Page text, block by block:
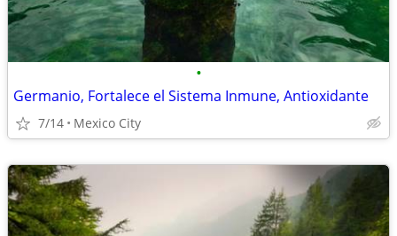
•
Germanio, Fortalece el Sistema Inmune, Antioxidante
7/14 Mexico City